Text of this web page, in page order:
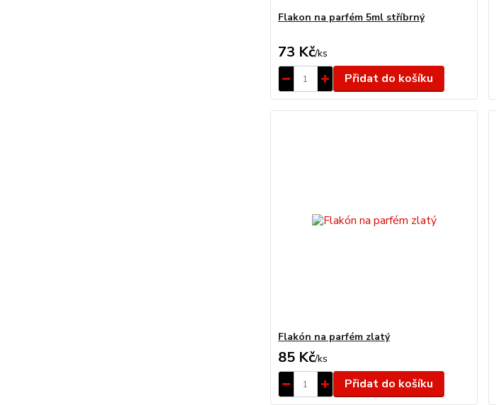
Flakon na parfém 5ml stříbrný
73 Kč/ks
Přidat do košíku
Flakón na parfém zlatý
85 Kč/ks
Přidat do košíku